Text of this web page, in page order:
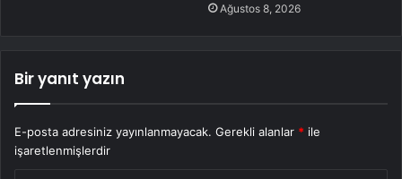
Ağustos 8, 2026
Bir yanıt yazın
E-posta adresiniz yayınlanmayacak. Gerekli alanlar * ile
işaretlenmişlerdir